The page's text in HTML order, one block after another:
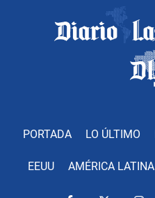
PORTADA LO ÚLTIMO
EEUU AMÉRICA LATINA